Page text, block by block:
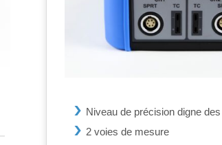
Niveau de précision digne
2 voies de mesure